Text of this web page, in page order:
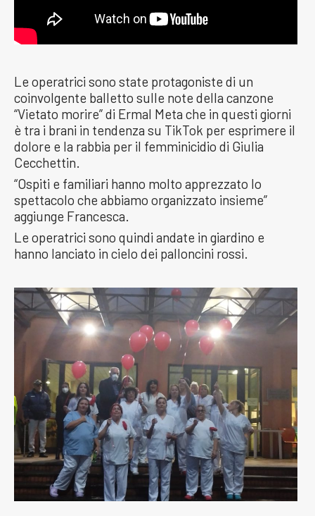
Le operatrici sono state protagoniste di un
coinvolgente balletto sulle note della canzone
“Vietato morire” di Ermal Meta che in questi giorni
è tra i brani in tendenza su TikTok per esprimere il
dolore e la rabbia per il femminicidio di Giulia
Cecchettin.
“Ospiti e familiari hanno molto apprezzato lo
spettacolo che abbiamo organizzato insieme”
aggiunge Francesca.
Le operatrici sono quindi andate in giardino e
hanno lanciato in cielo dei palloncini rossi.